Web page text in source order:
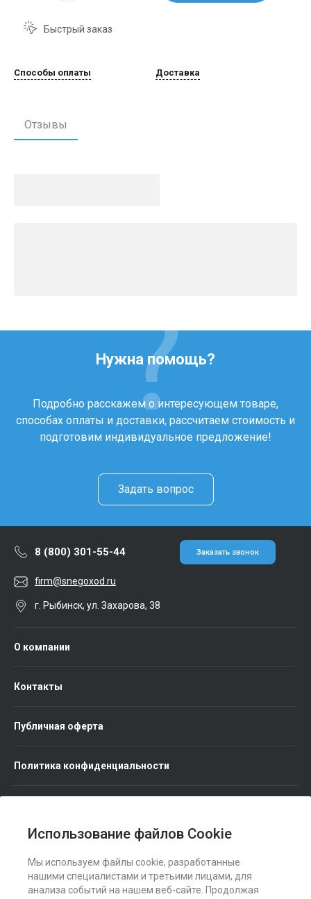
Использование файлов Cookie
Мы используем файлы cookie, разработанные
нашими специалистами и третьими лицами, для
анализа событий на нашем веб-сайте. Продолжая
Быстрый заказ
Способы оплаты Доставка
Отзывы
Нужна помощь?
Подробно расскажем о интересующем товаре,
способах оплаты и доставки, рассчитаем стоимость и
подготовим индивидуальное предложение!
Задать вопрос
8 (800) 301-55-44 Заказать звонок
firm@snegoxod.ru
г. Рыбинск, ул. Захарова, 38
О компании
Контакты
Публичная оферта
Политика конфиденциальности
Мы в соц. сетях